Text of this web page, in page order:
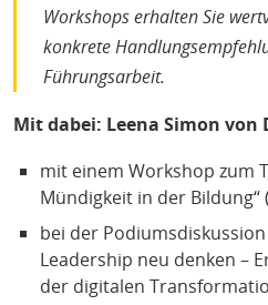
Workshops erhalten Sie
konkrete
Führungsarbeit.
Mit dabei: Leena Simon von
mit einem Workshop zum
Mündigkeit in der Bildung“
bei der
Leadership neu denken –
der digitalen